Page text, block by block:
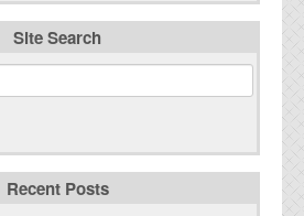
Site Search
Recent Posts